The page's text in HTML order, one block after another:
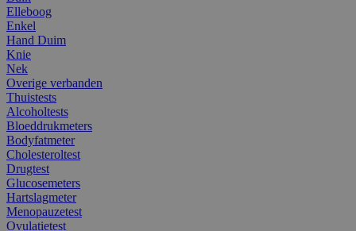
Elleboog
Enkel
Hand Duim
Knie
Nek
Overige verbanden
Thuistests
Alcoholtests
Bloeddrukmeters
Bodyfatmeter
Cholesteroltest
Drugtest
Glucosemeters
Hartslagmeter
Menopauzetest
Ovulatietest